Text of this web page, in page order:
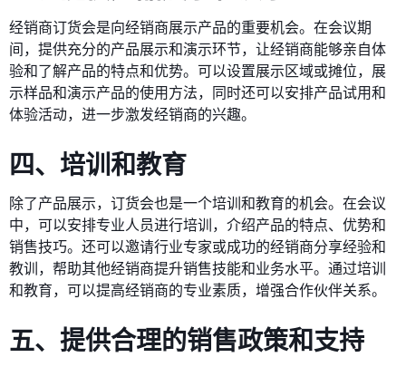
经销商订货会是向经销商展示产品的重要机会。在会议期
间，提供充分的产品展示和演示环节，让经销商能够亲自体
验和了解产品的特点和优势。可以设置展示区域或摊位，展
示样品和演示产品的使用方法，同时还可以安排产品试用和
体验活动，进一步激发经销商的兴趣。
四、培训和教育
除了产品展示，订货会也是一个培训和教育的机会。在会议
中，可以安排专业人员进行培训，介绍产品的特点、优势和
销售技巧。还可以邀请行业专家或成功的经销商分享经验和
教训，帮助其他经销商提升销售技能和业务水平。通过培训
和教育，可以提高经销商的专业素质，增强合作伙伴关系。
五、提供合理的销售政策和支持